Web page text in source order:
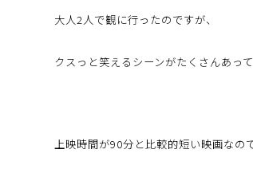
大人2人で観に行ったのですが、
クスっと笑えるシーンがたくさんあ
上映時間が90分と比較的短い映画なの